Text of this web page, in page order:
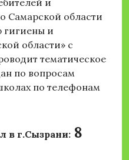
и
Самарской области
гигиены и
области» с
тематическое
по вопросам
по телефонам
в г.Сызрани: 8